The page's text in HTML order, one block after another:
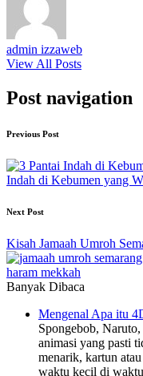
admin izzaweb
View All Posts
Post navigation
Previous Post
Indah di Kebumen yang
Next Post
Kisah Jamaah Umroh
Banyak Dibaca
Mengenal Apa itu
Spongebob,
animasi yang pasti
menarik, kartun
waktu kecil di